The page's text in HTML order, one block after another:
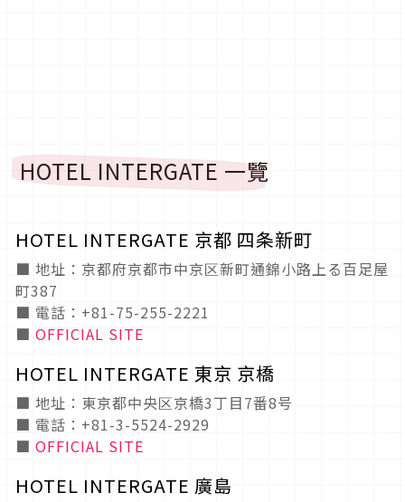
HOTEL INTERGATE 一覽
HOTEL INTERGATE 京都 四条新町
■ 地址：京都府京都市中京区新町通錦小路上る百足屋
町387
■ 電話：+81-75-255-2221
■ OFFICIAL SITE
HOTEL INTERGATE 東京 京橋
■ 地址：東京都中央区京橋3丁目7番8号
■ 電話：+81-3-5524-2929
■ OFFICIAL SITE
HOTEL INTERGATE 廣島